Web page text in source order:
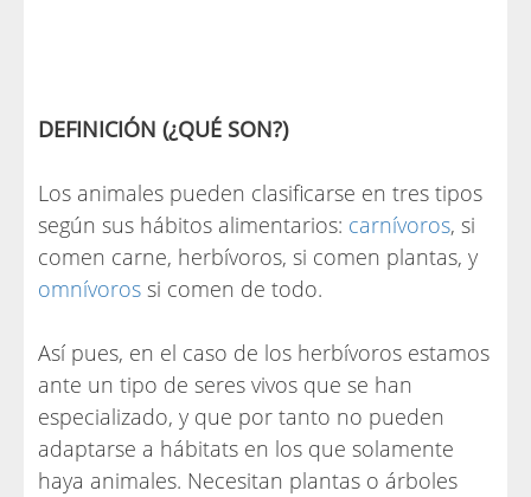
DEFINICIÓN (¿QUÉ SON?)
Los animales pueden clasificarse en tres tipos
según sus hábitos alimentarios: carnívoros, si
comen carne, herbívoros, si comen plantas, y
omnívoros si comen de todo.
Así pues, en el caso de los herbívoros estamos
ante un tipo de seres vivos que se han
especializado, y que por tanto no pueden
adaptarse a hábitats en los que solamente
haya animales. Necesitan plantas o árboles